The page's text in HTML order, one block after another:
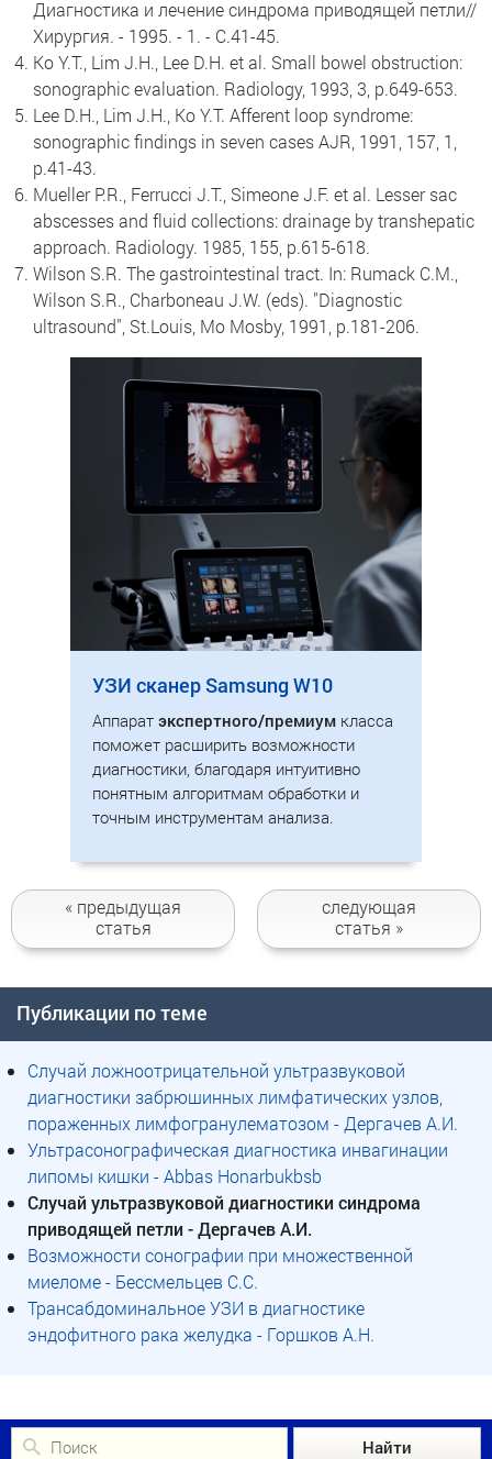
Диагностика и лечение синдрома приводящей петли//
Хирургия. - 1995. - 1. - С.41-45.
Ko Y.T., Lim J.H., Lee D.H. et al. Small bowel obstruction:
sonographic evaluation. Radiology, 1993, 3, р.649-653.
Lee D.H., Lim J.H., Ko Y.T. Afferent loop syndrome:
sonographic findings in seven cases AJR, 1991, 157, 1,
р.41-43.
Mueller P.R., Ferrucci J.T., Simeone J.F. et al. Lesser sac
abscesses and fluid collections: drainage by transhepatic
approach. Radiology. 1985, 155, р.615-618.
Wilson S.R. The gastrointestinal tract. In: Rumack C.M.,
Wilson S.R., Charboneau J.W. (eds). "Diagnostic
ultrasound", St.Louis, Mo Mosby, 1991, р.181-206.
УЗИ сканер Samsung W10
Аппарат экспертного/премиум класса
поможет расширить возможности
диагностики, благодаря интуитивно
понятным алгоритмам обработки и
точным инструментам анализа.
« предыдущая
статья
следующая
статья »
Публикации по теме
Случай ложноотрицательной ультразвуковой
диагностики забрюшинных лимфатических узлов,
пораженных лимфогранулематозом - Дергачев А.И.
Ультрасонографическая диагностика инвагинации
липомы кишки - Abbas Honarbukbsb
Случай ультразвуковой диагностики синдрома
приводящей петли - Дергачев А.И.
Возможности сонографии при множественной
миеломе - Бессмельцев С.С.
Трансабдоминальное УЗИ в диагностике
эндофитного рака желудка - Горшков А.Н.